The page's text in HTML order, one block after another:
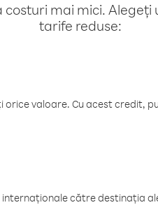
mai mici.
tarife reduse:
valoare. Cu acest credit,
către destinația